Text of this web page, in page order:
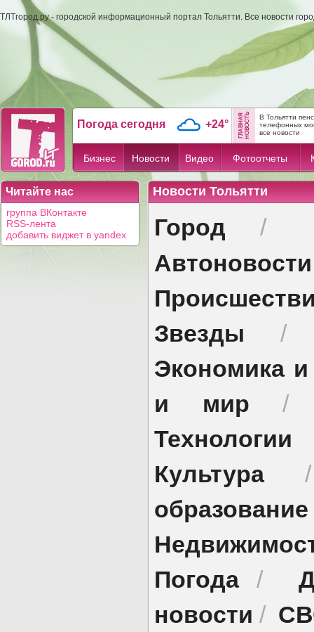
ТЛТгород.ру - городской информационный портал Тольятти. Все новости
Погода сегодня +24°
В Тольятти
телефонных
все новости
Бизнес Новости Видео Фотоотчеты
Читайте нас
группа ВКонтакте
RSS-лента
добавить виджет в yandex
Новости Тольятти
Город /
Автоновости
Звезды
Экономика
и мир
Технологии
Культура
образование
Погода/
новости /